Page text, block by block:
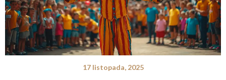
17 listopada, 2025